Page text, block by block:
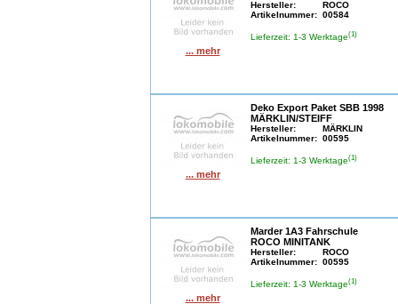
... mehr
Hersteller:
ROCO
Artikelnummer: 00584
Lieferzeit: 1-3 Werktage(1)
... mehr
Deko Export Paket SBB 1998
MÄRKLIN/STEIFF
Hersteller:
MÄRKLIN
Artikelnummer: 00595
Lieferzeit: 1-3 Werktage(1)
... mehr
Marder 1A3 Fahrschule
ROCO MINITANK
Hersteller:
ROCO
Artikelnummer: 00595
Lieferzeit: 1-3 Werktage(1)